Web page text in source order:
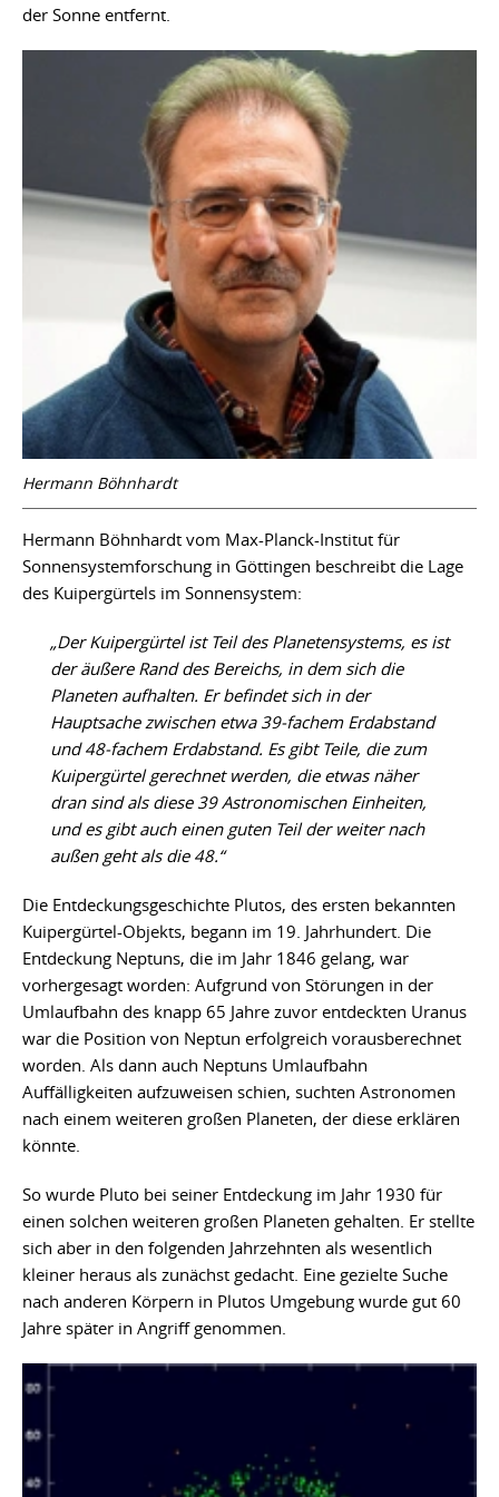
der Sonne entfernt.
Hermann Böhnhardt
Hermann Böhnhardt vom Max-Planck-Institut für
Sonnensystemforschung in Göttingen beschreibt die Lage
des Kuipergürtels im Sonnensystem:
„Der Kuipergürtel ist Teil des Planetensystems, es ist
der äußere Rand des Bereichs, in dem sich die
Planeten aufhalten. Er befindet sich in der
Hauptsache zwischen etwa 39-fachem Erdabstand
und 48-fachem Erdabstand. Es gibt Teile, die zum
Kuipergürtel gerechnet werden, die etwas näher
dran sind als diese 39 Astronomischen Einheiten,
und es gibt auch einen guten Teil der weiter nach
außen geht als die 48.“
Die Entdeckungsgeschichte Plutos, des ersten bekannten
Kuipergürtel-Objekts, begann im 19. Jahrhundert. Die
Entdeckung Neptuns, die im Jahr 1846 gelang, war
vorhergesagt worden: Aufgrund von Störungen in der
Umlaufbahn des knapp 65 Jahre zuvor entdeckten Uranus
war die Position von Neptun erfolgreich vorausberechnet
worden. Als dann auch Neptuns Umlaufbahn
Auffälligkeiten aufzuweisen schien, suchten Astronomen
nach einem weiteren großen Planeten, der diese erklären
könnte.
So wurde Pluto bei seiner Entdeckung im Jahr 1930 für
einen solchen weiteren großen Planeten gehalten. Er stellte
sich aber in den folgenden Jahrzehnten als wesentlich
kleiner heraus als zunächst gedacht. Eine gezielte Suche
nach anderen Körpern in Plutos Umgebung wurde gut 60
Jahre später in Angriff genommen.